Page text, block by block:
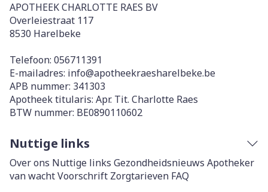
APOTHEEK CHARLOTTE RAES BV
Overleiestraat 117
8530 Harelbeke
Telefoon: 056711391
E-mailadres: info@apotheekraesharelbeke.be
APB nummer: 341303
Apotheek titularis: Apr. Tit. Charlotte Raes
BTW nummer: BE0890110602
Nuttige links
Over ons Nuttige links Gezondheidsnieuws Apotheker
van wachtVoorschrift Zorgtarieven FAQ